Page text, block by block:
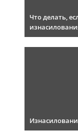
Что делать,